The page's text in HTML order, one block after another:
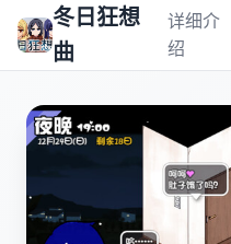
冬日狂想
曲
详细介
绍